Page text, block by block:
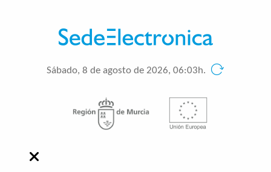
Sábado, 8 de agosto de 2026, 06:03h.